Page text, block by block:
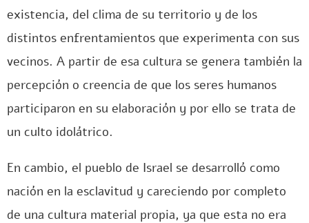
existencia, del clima de su territorio y de los
distintos enfrentamientos que experimenta con sus
vecinos. A partir de esa cultura se genera también la
percepción o creencia de que los seres humanos
participaron en su elaboración y por ello se trata de
un culto idolátrico.
En cambio, el pueblo de Israel se desarrolló como
nación en la esclavitud y careciendo por completo
de una cultura material propia, ya que esta no era